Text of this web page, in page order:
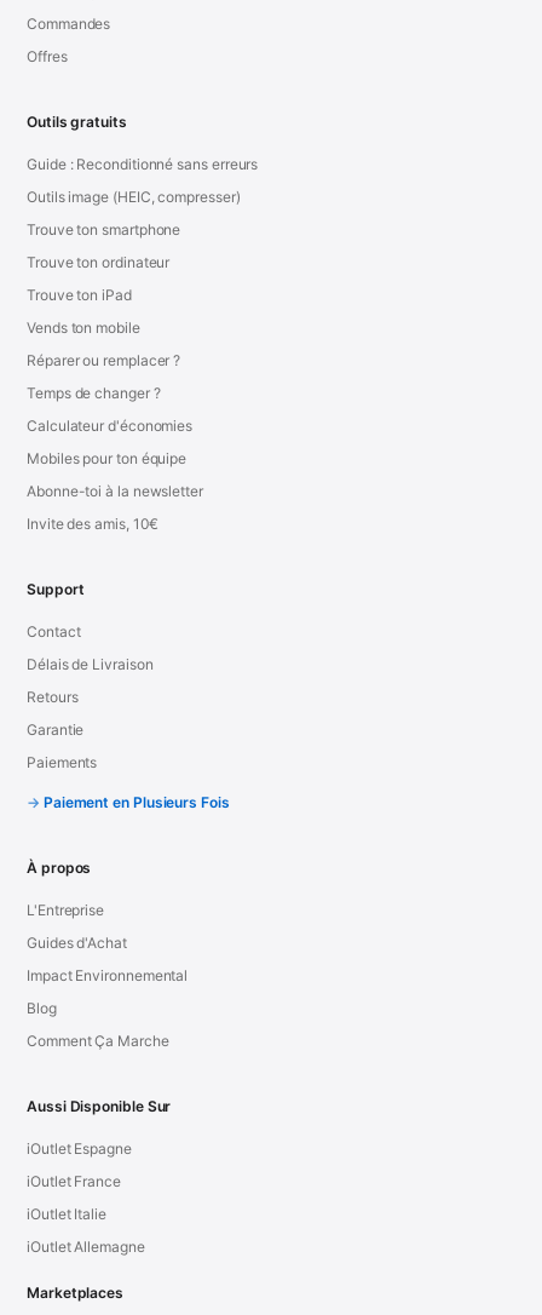
Commandes
Offres
Outils gratuits
Guide : Reconditionné sans erreurs
Outils image (HEIC, compresser)
Trouve ton smartphone
Trouve ton ordinateur
Trouve ton iPad
Vends ton mobile
Réparer ou remplacer ?
Temps de changer ?
Calculateur d'économies
Mobiles pour ton équipe
Abonne-toi à la newsletter
Invite des amis, 10€
Support
Contact
Délais de Livraison
Retours
Garantie
Paiements
Paiement en Plusieurs Fois
À propos
L'Entreprise
Guides d'Achat
Impact Environnemental
Blog
Comment Ça Marche
Aussi Disponible Sur
iOutlet Espagne
iOutlet France
iOutlet Italie
iOutlet Allemagne
Marketplaces